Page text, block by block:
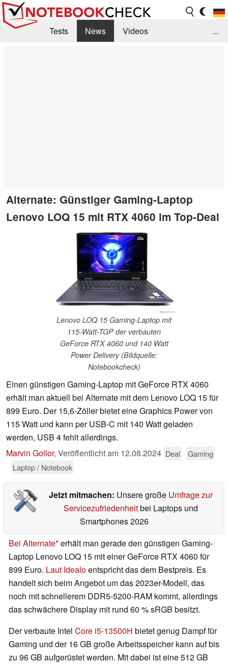
Tests News
Videos
...
Alternate: Günstiger Gaming-Laptop
Lenovo LOQ 15 mit RTX 4060 im Top-Deal
Lenovo LOQ 15 Gaming-Laptop mit
115-Watt-TGP der verbauten
GeForce RTX 4060 und 140 Watt
Power Delivery (Bildquelle:
Notebookcheck)
Einen günstigen Gaming-Laptop mit GeForce RTX 4060
erhält man aktuell bei Alternate mit dem Lenovo LOQ 15 für
899 Euro. Der 15,6-Zöller bietet eine Graphics Power von
115 Watt und kann per USB-C mit 140 Watt geladen
werden, USB 4 fehlt allerdings.
Marvin Gollor, Veröffentlicht am 12.08.2024 Deal
Gaming
Laptop / Notebook
Jetzt mitmachen: Unsere große Umfrage zur
Servicezufriedenheitbei Laptops und
Smartphones 2026
Bei Alternate erhält man gerade den günstigen Gaming-
Laptop Lenovo LOQ 15 mit einer GeForce RTX 4060 für
899 Euro. Laut Idealoentspricht das dem Bestpreis. Es
handelt sich beim Angebot um das 2023er-Modell, das
noch mit schnellerem DDR5-5200-RAM kommt, allerdings
das schwächere Display mit rund 60 % sRGB besitzt.
Der verbaute Intel Core i5-13500H bietet genug Dampf für
Gaming und der 16 GB große Arbeitsspeicher kann auf bis
zu 96 GB aufgerüstet werden. Mit dabei ist eine 512 GB